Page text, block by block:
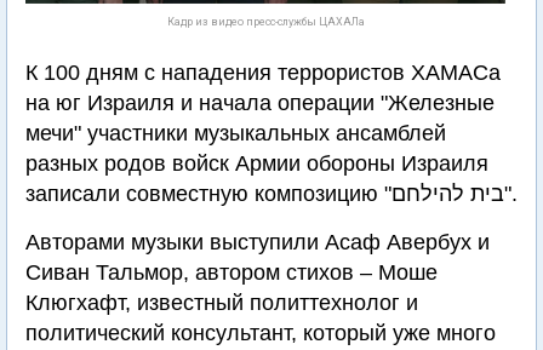
Кадр из видео пресс-службы ЦАХАЛа
К 100 дням с нападения террористов ХАМАСа
на юг Израиля и начала операции "Железные
мечи" участники музыкальных ансамблей
разных родов войск Армии обороны Израиля
записали совместную композицию "בית להילחם".
Авторами музыки выступили Асаф Авербух и
Сиван Тальмор, автором стихов – Моше
Клюгхафт, известный политтехнолог и
политический консультант, который уже много